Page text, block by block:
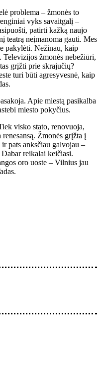
problema – žmonės to
vyks savaitgalį –
patirti kažką naujo
teatrą neįmanoma gauti. Mes
pakylėti. Nežinau, kaip
Televizijos žmonės nebežiūri,
grįžti prie skrajučių?
turi būti agresyvesnė, kaip
Apie miestą pasikalba
miesto pokyčius.
visko stato, renovuoja,
Žmonės grįžta į
pats anksčiau galvojau –
reikalai keičiasi.
oro uoste – Vilnius jau